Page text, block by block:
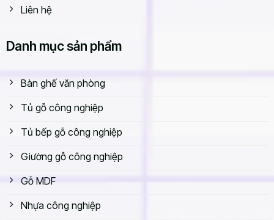
Liên hệ
Danh mục sản phẩm
Bàn ghế văn phòng
Tủ gỗ công nghiệp
Tủ bếp gỗ công nghiệp
Giường gỗ công nghiệp
Gỗ MDF
Nhựa công nghiệp